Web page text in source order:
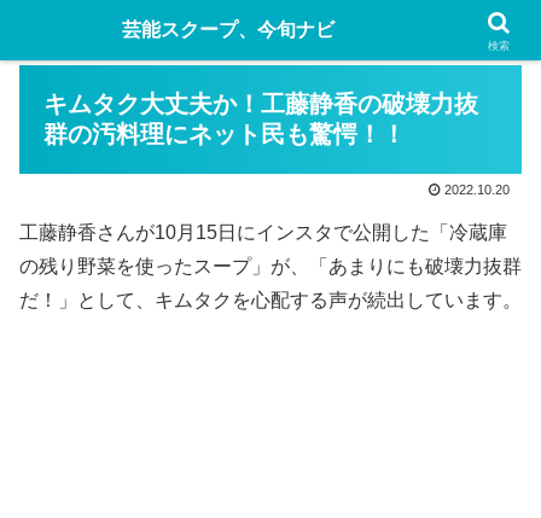
キムタク大丈夫か！工藤静香の破壊力抜
群の汚料理にネット民も驚愕！！
2022.10.20
工藤静香さんが10月15日にインスタで公開した「冷蔵庫
の残り野菜を使ったスープ」が、「あまりにも破壊力抜群
だ！」として、キムタクを心配する声が続出しています。
芸能スクープ、今旬ナビ
検索